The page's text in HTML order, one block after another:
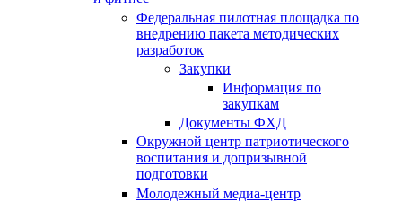
Федеральная пилотная площадка по
внедрению пакета методических
разработок
Закупки
Информация по
закупкам
Документы ФХД
Окружной центр патриотического
воспитания и допризывной
подготовки
Молодежный медиа-центр